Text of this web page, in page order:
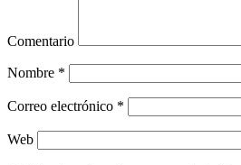
Comentario
Nombre *
Correo electrónico *
Web